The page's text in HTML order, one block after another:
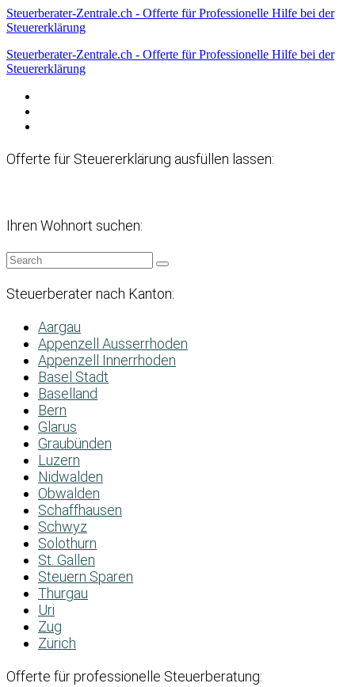
Steuerberater-Zentrale.ch - Offerte für Professionelle Hilfe bei der
Steuererklärung
Steuerberater-Zentrale.ch - Offerte für Professionelle Hilfe bei der
Steuererklärung
Offerte für Steuererklärung ausfüllen lassen:
Ihren Wohnort suchen:
Steuerberater nach Kanton:
Aargau
Appenzell Ausserrhoden
Appenzell Innerrhoden
Basel Stadt
Baselland
Bern
Glarus
Graubünden
Luzern
Nidwalden
Obwalden
Schaffhausen
Schwyz
Solothurn
St. Gallen
Steuern Sparen
Thurgau
Uri
Zug
Zürich
Offerte für professionelle Steuerberatung: